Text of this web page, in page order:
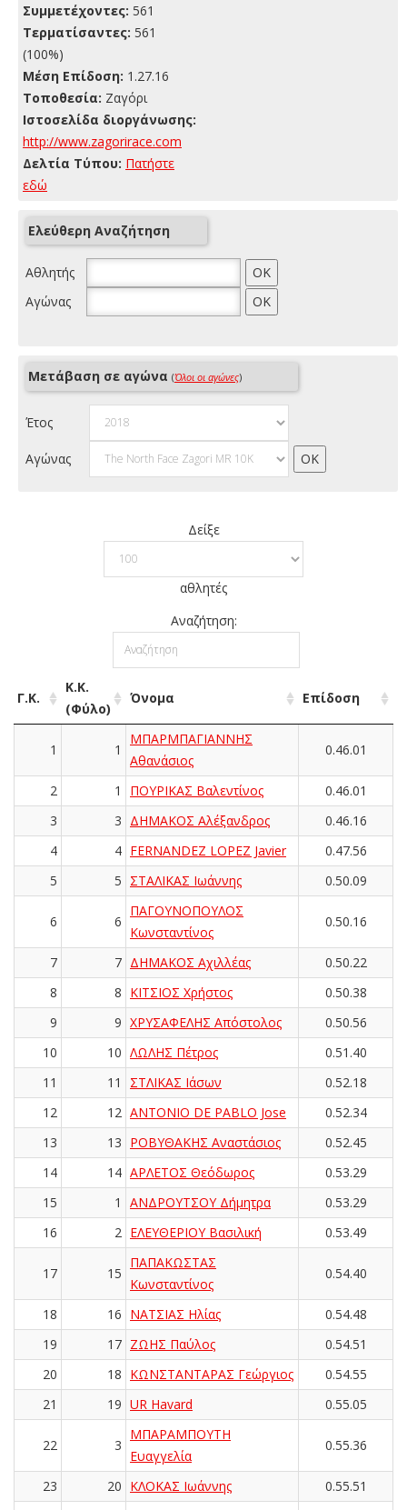
Συμμετέχοντες: 561
Τερματίσαντες: 561
(100%)
Μέση Επίδοση: 1.27.16
Τοποθεσία: Ζαγόρι
Ιστοσελίδα διοργάνωσης:
http://www.zagorirace.com
Δελτία Τύπου: Πατήστε
εδώ
Ελεύθερη Αναζήτηση
Αθλητής
Αγώνας
Μετάβαση σε αγώνα (Όλοι οι αγώνες)
Έτος
Αγώνας
Δείξε
αθλητές
Αναζήτηση:
Γ.Κ.
Κ.Κ.
(Φύλο)
Όνομα Επίδοση
1 1
ΜΠΑΡΜΠΑΓΙΑΝΝΗΣ
Αθανάσιος
0.46.01
2 1 ΠΟΥΡΙΚΑΣ Βαλεντίνος
0.46.01
3
3 ΔΗΜΑΚΟΣ Αλέξανδρος
0.46.16
4
4 FERNANDEZ LOPEZ Javier
0.47.56
5
5 ΣΤΑΛΙΚΑΣ Ιωάννης 0.50.09
6 6
ΠΑΓΟΥΝΟΠΟΥΛΟΣ
Κωνσταντίνος
0.50.16
7 7 ΔΗΜΑΚΟΣ Αχιλλέας
0.50.22
8
8 ΚΙΤΣΙΟΣ Χρήστος
0.50.38
9
9 ΧΡΥΣΑΦΕΛΗΣ Απόστολος
0.50.56
10
10 ΛΩΛΗΣ Πέτρος
0.51.40
11
11 ΣΤΛΙΚΑΣ Ιάσων
0.52.18
12
12 ANTONIO DE PABLO Jose
0.52.34
13
13 ΡΟΒΥΘΑΚΗΣ Αναστάσιος
0.52.45
14
14 ΑΡΛΕΤΟΣ Θεόδωρος
0.53.29
15
1 ΑΝΔΡΟΥΤΣΟΥ Δήμητρα
0.53.29
16
2 ΕΛΕΥΘΕΡΙΟΥ Βασιλική 0.53.49
17 15
ΠΑΠΑΚΩΣΤΑΣ
Κωνσταντίνος
0.54.40
18 16 ΝΑΤΣΙΑΣ Ηλίας
0.54.48
19
17 ΖΩΗΣ Παύλος
0.54.51
20
18 ΚΩΝΣΤΑΝΤΑΡΑΣ Γεώργιος
0.54.55
21
19 UR Havard 0.55.05
22 3
ΜΠΑΡΑΜΠΟΥΤΗ
Ευαγγελία
0.55.36
23 20 ΚΛΟΚΑΣ Ιωάννης
0.55.51